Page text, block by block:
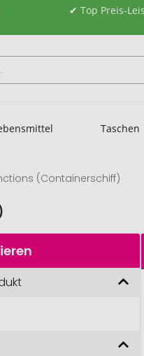
✔ Top Preis-
Taschen
(Containerschiff)